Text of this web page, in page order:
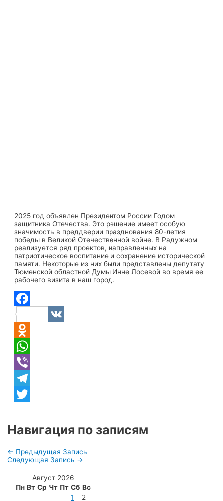
2025 год объявлен Президентом России Годом
защитника Отечества. Это решение имеет особую
значимость в преддверии празднования 80-летия
победы в Великой Отечественной войне. В Радужном
реализуется ряд проектов, направленных на
патриотическое воспитание и сохранение исторической
памяти. Некоторые из них были представлены депутату
Тюменской областной Думы Инне Лосевой во время ее
рабочего визита в наш город.
Facebook
VK
Odnoklassniki
WhatsApp
Viber
Telegram
Навигация по записям
← Предыдущая Запись
Следующая Запись →
Август 2026
Пн Вт Ср Чт Пт Сб Вс
1
2